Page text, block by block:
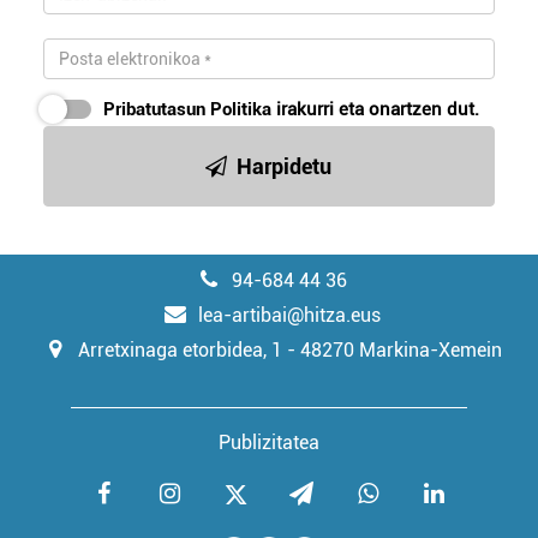
Pribatutasun Politika irakurri eta onartzen dut.
Harpidetu
94-684 44 36
lea-artibai@hitza.eus
Arretxinaga etorbidea, 1 - 48270 Markina-Xemein
Publizitatea